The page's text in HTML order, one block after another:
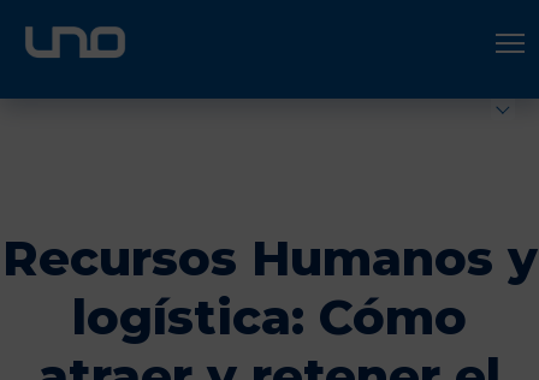
ÚNETE A UNO LOGÍSTICA
Recursos Humanos y
logística: Cómo